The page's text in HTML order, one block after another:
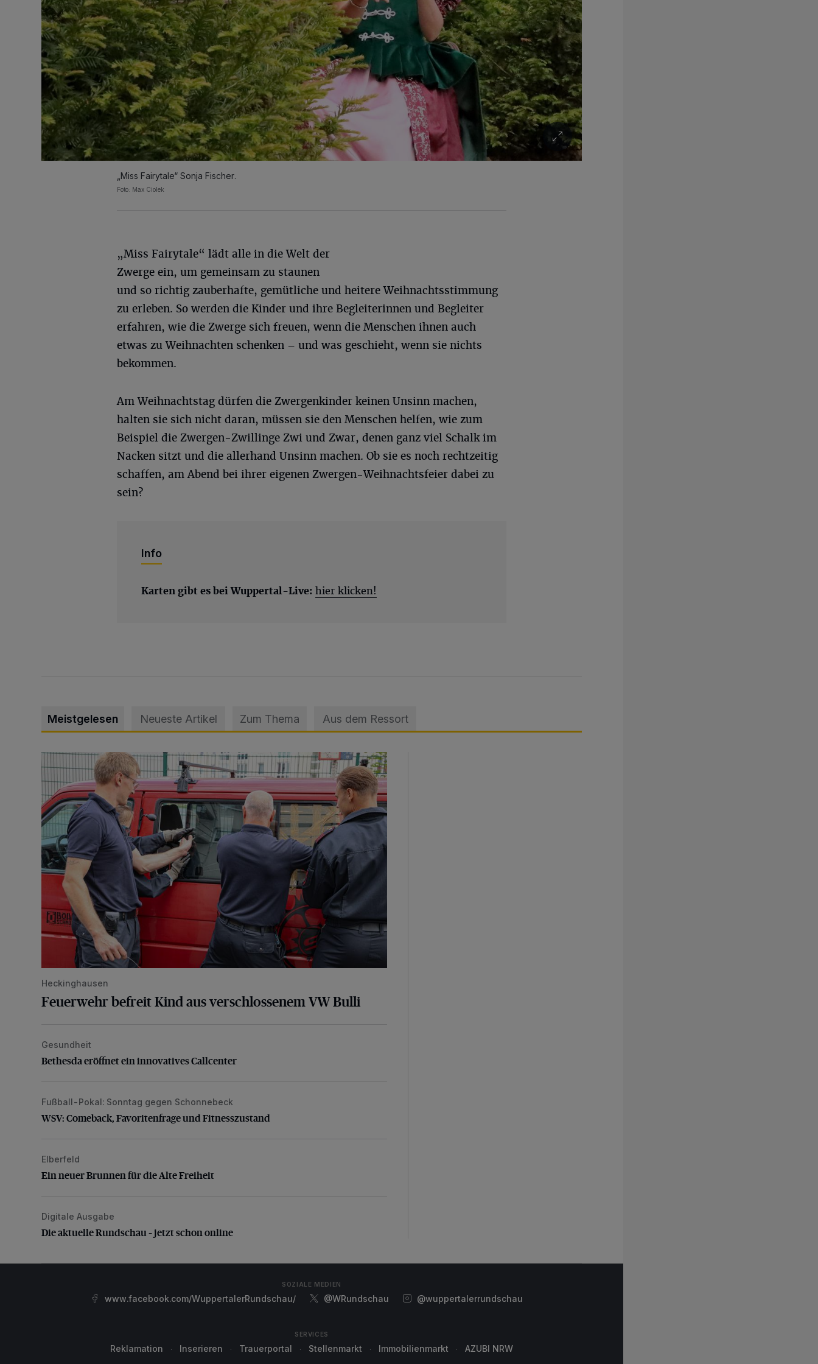
„Miss Fairytale“ Sonja Fischer.
Foto: Max Ciolek
„Miss Fairytale“ lädt alle in die Welt der
Zwerge ein, um gemeinsam zu staunen
und so richtig zauberhafte, gemütliche und heitere Weihnachtsstimmung
zu erleben. So werden die Kinder und ihre Begleiterinnen und Begleiter
erfahren, wie die Zwerge sich freuen, wenn die Menschen ihnen auch
etwas zu Weihnachten schenken – und was geschieht, wenn sie nichts
bekommen.
Am Weihnachtstag dürfen die Zwergenkinder keinen Unsinn machen,
halten sie sich nicht daran, müssen sie den Menschen helfen, wie zum
Beispiel die Zwergen-Zwillinge Zwi und Zwar, denen ganz viel Schalk im
Nacken sitzt und die allerhand Unsinn machen. Ob sie es noch rechtzeitig
schaffen, am Abend bei ihrer eigenen Zwergen-Weihnachtsfeier dabei zu
sein?
Info
Karten gibt es bei Wuppertal-Live: hier klicken!
Meistgelesen Neueste Artikel Zum Thema Aus dem Ressort
Feuerwehr befreit Kind aus verschlossenem VW Bulli
Heckinghausen
Feuerwehr befreit Kind aus verschlossenem VW Bulli
Bethesda eröffnet ein innovatives Callcenter
Gesundheit
Bethesda eröffnet ein innovatives Callcenter
WSV: Comeback, Favoritenfrage und Fitnesszustand
Fußball-Pokal: Sonntag gegen Schonnebeck
WSV: Comeback, Favoritenfrage und Fitnesszustand
Ein neuer Brunnen für die Alte Freiheit
Elberfeld
Ein neuer Brunnen für die Alte Freiheit
Die aktuelle Rundschau – jetzt schon online
Digitale Ausgabe
Die aktuelle Rundschau – jetzt schon online
SOZIALE MEDIEN
www.facebook.com/WuppertalerRundschau/ @WRundschau @wuppertalerrundschau
SERVICES
Reklamation Inserieren Trauerportal Stellenmarkt Immobilienmarkt AZUBI NRW